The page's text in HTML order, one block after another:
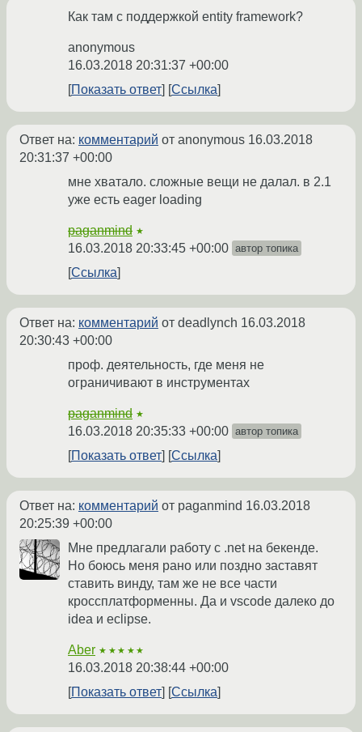
Как там с поддержкой entity framework?
anonymous
16.03.2018 20:31:37 +00:00
Показать ответ
Ссылка
Ответ на: комментарий от anonymous 16.03.2018
20:31:37 +00:00
мне хватало. сложные вещи не далал. в 2.1
уже есть eager loading
paganmind ★
16.03.2018 20:33:45 +00:00 автор топика
Ссылка
Ответ на: комментарий от deadlynch 16.03.2018
20:30:43 +00:00
проф. деятельность, где меня не
ограничивают в инструментах
paganmind ★
16.03.2018 20:35:33 +00:00 автор топика
Показать ответ Ссылка
Ответ на: комментарий от paganmind 16.03.2018
20:25:39 +00:00
Мне предлагали работу с .net на бекенде.
Но боюсь меня рано или поздно заставят
ставить винду, там же не все части
кроссплатформенны. Да и vscode далеко до
idea и eclipse.
Aber ★★★★★
16.03.2018 20:38:44 +00:00
Показать ответ
Ссылка